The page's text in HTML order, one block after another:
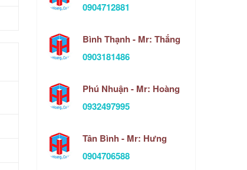
0904712881
Bình Thạnh - Mr: Thắng
0903181486
Phú Nhuận - Mr: Hoàng
0932497995
Tân Bình - Mr: Hưng
0904706588